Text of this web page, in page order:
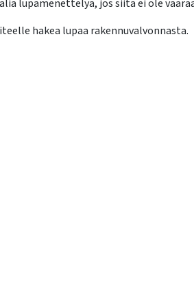
lupamenettelyä, jos siitä ei ole
hakea lupaa rakennuvalvonnasta.